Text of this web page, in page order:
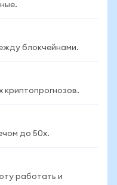
блокчейнами.
криптопрогнозов.
до 50x.
работать и